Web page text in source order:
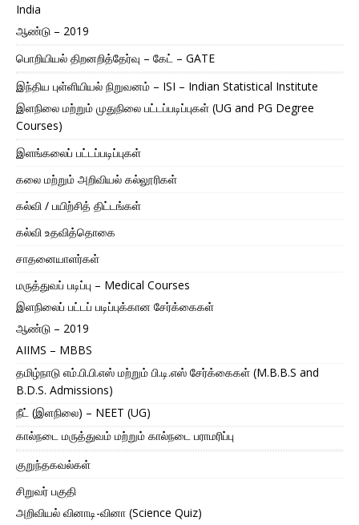
India
ஆண்டு – 2019
பொறியியல் திறனறித்தேர்வு – கேட் – GATE
இந்திய புள்ளியியல் நிறுவனம் – ISI – Indian Statistical Institute
இளநிலை மற்றும் முதுநிலை பட்டப்படிப்புகள் (UG and PG Degree
Courses)
இளங்கலைப் பட்டப்படிப்புகள்
கலை மற்றும் அறிவியல் கல்லூரிகள்
கல்வி / பயிற்சித் திட்டங்கள்
கல்வி உதவித்தொகை
சாதனையாளர்கள்
மருத்துவப் படிப்பு – Medical Courses
இளநிலைப் பட்டப் படிப்புக்கான சேர்க்கைகள்
ஆண்டு – 2019
AIIMS – MBBS
தமிழ்நாடு எம்.பி.பி.எஸ் மற்றும் பி.டி.எஸ் சேர்க்கைகள் (M.B.B.S and
B.D.S. Admissions)
நீட் (இளநிலை) – NEET (UG)
கால்நடை மருத்துவம் மற்றும் கால்நடை பராமரிப்பு
குறுந்தகவல்கள்
சிறுவர் பகுதி
அறிவியல் வினாடி-வினா (Science Quiz)